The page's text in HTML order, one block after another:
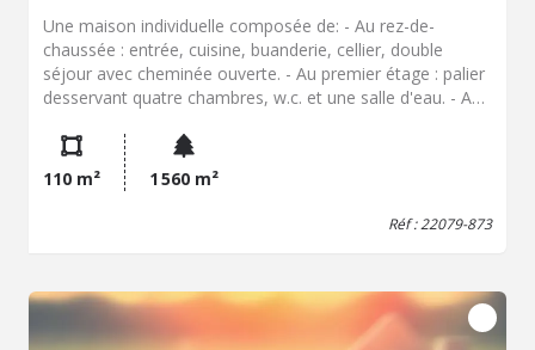
Une maison individuelle composée de: - Au rez-de-
chaussée : entrée, cuisine, buanderie, cellier, double
séjour avec cheminée ouverte. - Au premier étage : palier
desservant quatre chambres, w.c. et une salle d'eau. - Au
grandes dépendances en état de ruine à démolir ou
rénover, ancienne étable, puits et jardin
110 m² 1 560 m²
Réf : 22079-873